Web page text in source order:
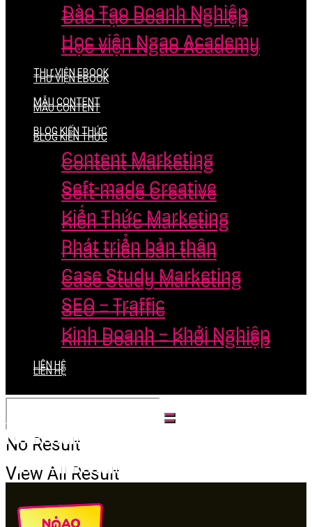
Đào Tạo Doanh Nghiệp
Học viện Ngao Academy
THƯ VIỆN EBOOK
MẪU CONTENT
BLOG KIẾN THỨC
Content Marketing
Seft-made Creative
Kiến Thức Marketing
Phát triển bản thân
Case Study Marketing
SEO – Traffic
Kinh Doanh – Khởi Nghiệp
LIÊN HỆ
No Result
View All Result
Đào Tạo Doanh Nghiệp
Học viện Ngao Academy
THƯ VIỆN EBOOK
MẪU CONTENT
BLOG KIẾN THỨC
Content Marketing
Seft-made Creative
Kiến Thức Marketing
Phát triển bản thân
Case Study Marketing
SEO – Traffic
Kinh Doanh – Khởi Nghiệp
LIÊN HỆ
No Result
View All Result